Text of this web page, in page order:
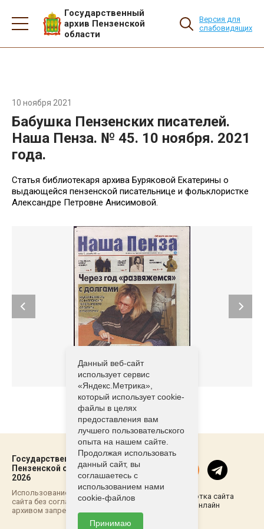
Государственный
архив Пензенской
области
Версия для
слабовидящих
10 ноября 2021
Бабушка Пензенских писателей.
Наша Пенза. № 45. 10 ноября. 2021
года.
Статья библиотекаря архива Буряковой Екатерины о
выдающейся пензенской писательнице и фольклористке
Александре Петровне Анисимовой.
Государственный архив
Пензенской области ©2021-
2026
Использование материалов
сайта без согласовывания с
архивом запрещено
Разработка сайта
Пенза-Онлайн
Данный веб-сайт
использует сервис
«Яндекс.Метрика»,
который использует cookie-
файлы в целях
предоставления вам
лучшего пользовательского
опыта на нашем сайте.
Продолжая использовать
данный сайт, вы
соглашаетесь с
использованием нами
cookie-файлов
Принимаю